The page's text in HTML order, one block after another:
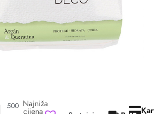
500 Najniža
cijena